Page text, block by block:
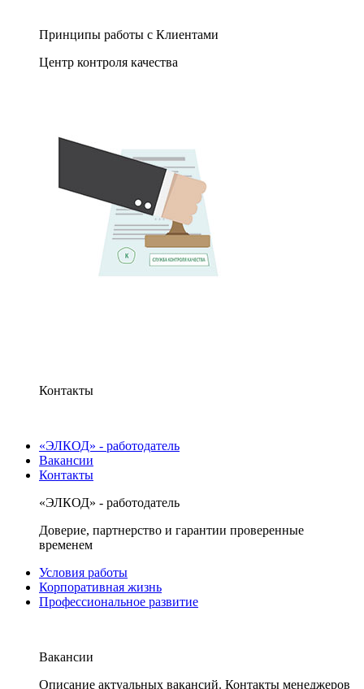
Принципы работы с Клиентами
Центр контроля качества
Контакты
«ЭЛКОД» - работодатель
Вакансии
Контакты
«ЭЛКОД» - работодатель
Доверие, партнерство и гарантии проверенные
временем
Условия работы
Корпоративная жизнь
Профессиональное развитие
Вакансии
Описание актуальных вакансий. Контакты менеджеров